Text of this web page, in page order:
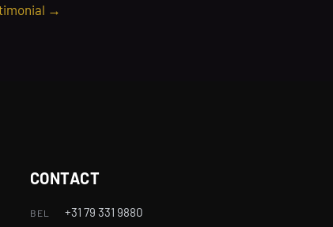
→
CONTACT
BEL +31 79 331 9880